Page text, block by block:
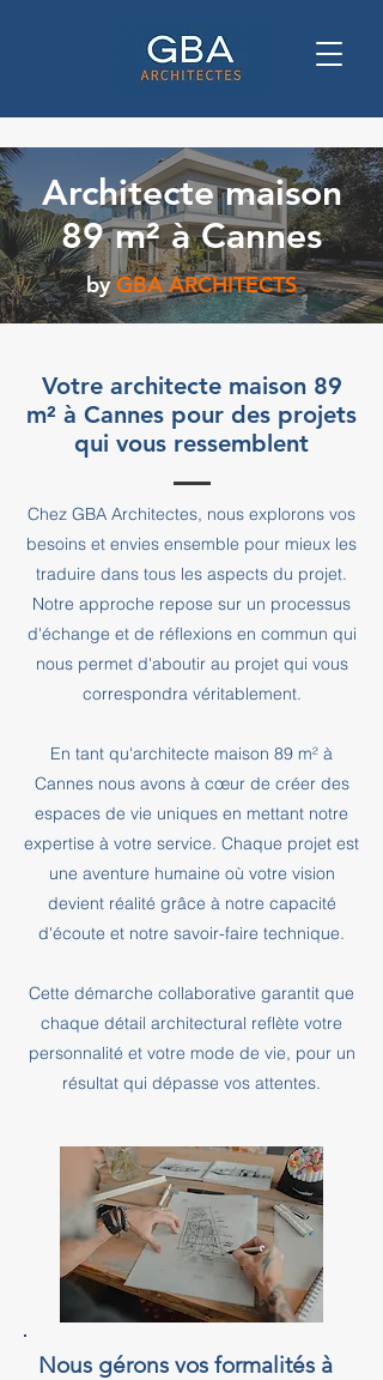
Architecte maison
89 m² à Cannes
by GBA ARCHITECTS
Votre architecte maison 89
m² à Cannes pour des projets
qui vous ressemblent
Chez GBA Architectes, nous explorons vos
besoins et envies ensemble pour mieux les
traduire dans tous les aspects du projet.
Notre approche repose sur un processus
d'échange et de réflexions en commun qui
nous permet d'aboutir au projet qui vous
correspondra véritablement.
En tant qu'architecte maison 89 m² à
Cannes nous avons à cœur de créer des
espaces de vie uniques en mettant notre
expertise à votre service. Chaque projet est
une aventure humaine où votre vision
devient réalité grâce à notre capacité
d'écoute et notre savoir-faire technique.
Cette démarche collaborative garantit que
chaque détail architectural reflète votre
personnalité et votre mode de vie, pour un
résultat qui dépasse vos attentes.
Nous gérons vos formalités à